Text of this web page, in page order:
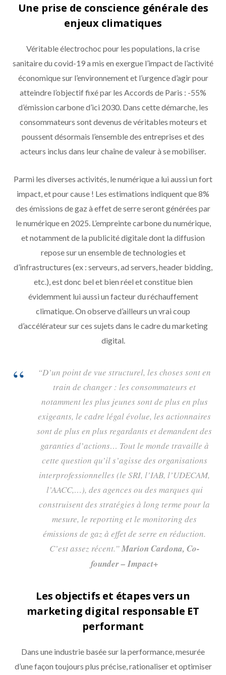
Une prise de conscience générale des
enjeux climatiques
Véritable électrochoc pour les populations, la crise
sanitaire du covid-19 a mis en exergue l’impact de l’activité
économique sur l’environnement et l’urgence d’agir pour
atteindre l’objectif fixé par les Accords de Paris : -55%
d’émission carbone d’ici 2030. Dans cette démarche, les
consommateurs sont devenus de véritables moteurs et
poussent désormais l’ensemble des entreprises et des
acteurs inclus dans leur chaîne de valeur à se mobiliser.
Parmi les diverses activités, le numérique a lui aussi un fort
impact, et pour cause ! Les estimations indiquent que 8%
des émissions de gaz à effet de serre seront générées par
le numérique en 2025. L’empreinte carbone du numérique,
et notamment de la publicité digitale dont la diffusion
repose sur un ensemble de technologies et
d’infrastructures (ex : serveurs, ad servers, header bidding,
etc.), est donc bel et bien réel et constitue bien
évidemment lui aussi un facteur du réchauffement
climatique. On observe d’ailleurs un vrai coup
d’accélérateur sur ces sujets dans le cadre du marketing
digital.
“D’un point de vue structurel, les choses sont en
train de changer : les consommateurs et
notamment les plus jeunes sont de plus en plus
exigeants, le cadre légal évolue, les actionnaires
sont de plus en plus regardants et demandent des
garanties d’actions… Tout le monde travaille à
cette question qu’il s’agisse des organisations
interprofessionnelles (le SRI, l’IAB, l’UDECAM,
l’AACC,…), des agences ou des marques qui
construisent des stratégies à long terme pour la
mesure, le reporting et le monitoring des
émissions de gaz à effet de serre en réduction.
C’est assez récent.”Marion Cardona, Co-
founder – Impact+
Les objectifs et étapes vers un
marketing digital responsable ET
performant
Dans une industrie basée sur la performance, mesurée
d’une façon toujours plus précise, rationaliser et optimiser